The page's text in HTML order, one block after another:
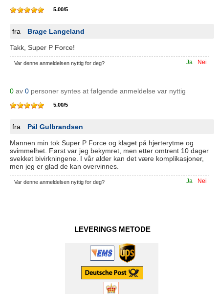
5.00/5
fra Brage Langeland
Takk, Super P Force!
Nei
Ja
Var denne anmeldelsen nyttig for deg?
0 av 0 personer syntes at følgende anmeldelse var nyttig
5.00/5
fra Pål Gulbrandsen
Mannen min tok Super P Force og klaget på hjerterytme og
svimmelhet. Først var jeg bekymret, men etter omtrent 10 dager
svekket bivirkningene. I vår alder kan det være komplikasjoner,
men jeg er glad de kan overvinnes.
Nei
Ja
Var denne anmeldelsen nyttig for deg?
LEVERINGS METODE